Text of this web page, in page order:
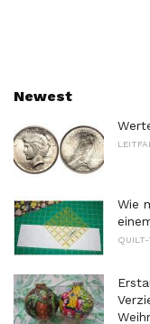
Newest
Wie
QUILT-